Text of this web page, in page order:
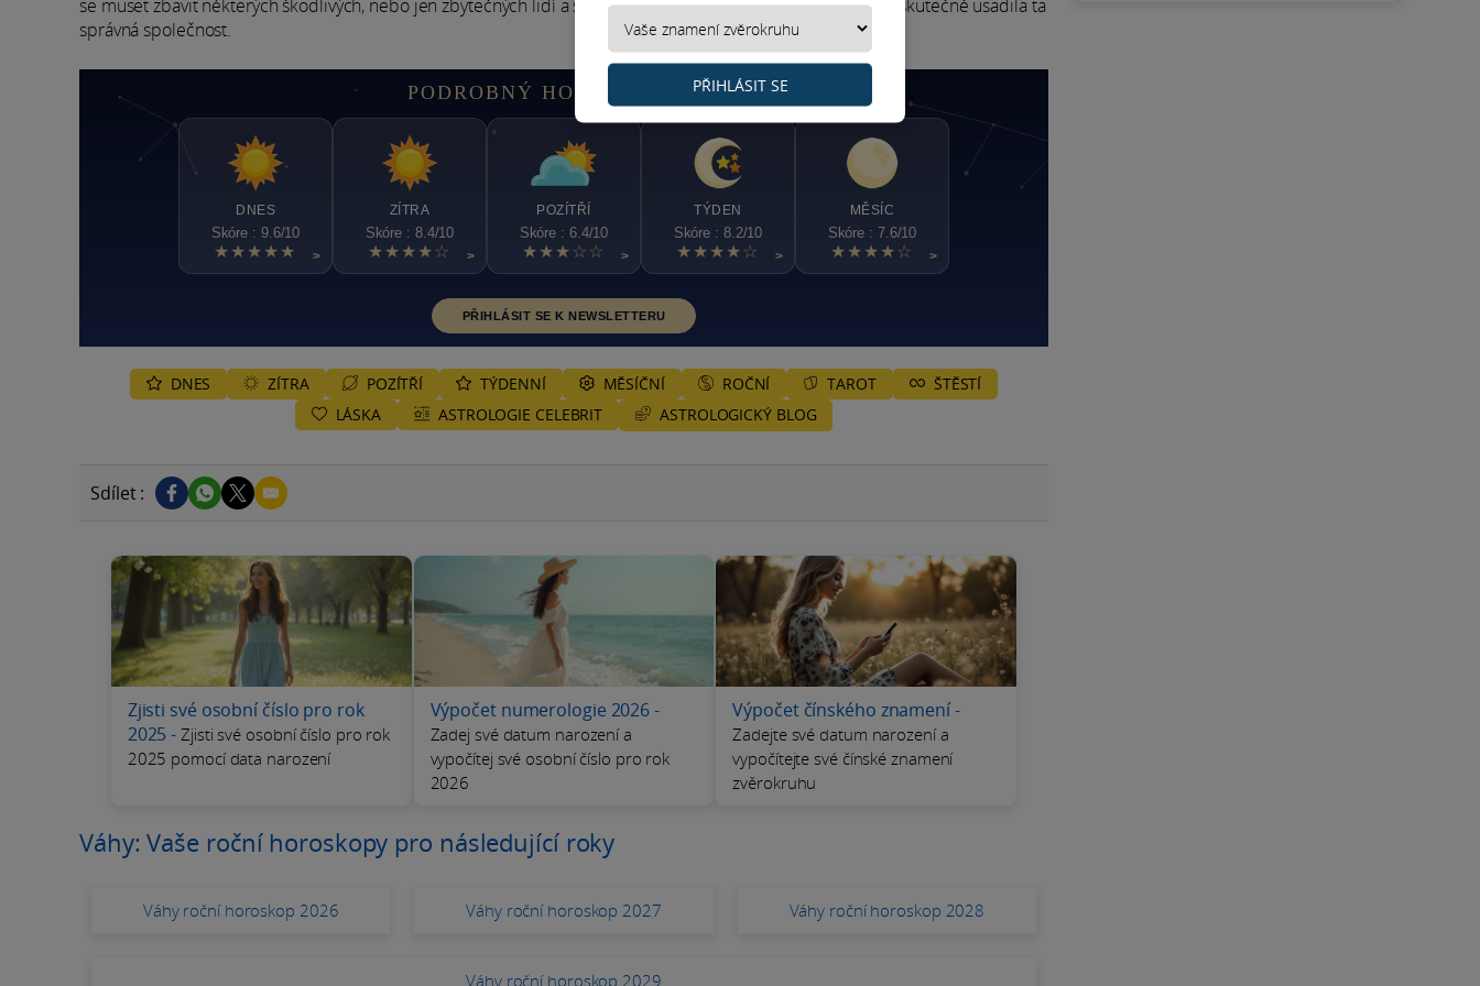
se muset zbavit některých škodlivých, nebo jen zbytečných lidí a situací, aby se ti do budoucna kolem sebe skutečně usadila ta
správná společnost.
PODROBNÝ HOROSKOP VAH
DNES
Skóre : 9.6/10
★★★★★ >
ZÍTRA
Skóre : 8.4/10
★★★★☆ >
POZÍTŘÍ
Skóre : 6.4/10
★★★☆☆ >
TÝDEN
Skóre : 8.2/10
★★★★☆ >
MĚSÍC
Skóre : 7.6/10
★★★★☆ >
PŘIHLÁSIT SE K NEWSLETTERU
DNES ZÍTRA POZÍTŘÍ TÝDENNÍ MĚSÍČNÍ ROČNÍ TAROT
ŠTĚSTÍ
LÁSKA
ASTROLOGIE CELEBRIT ASTROLOGICKÝ BLOG
Sdílet :
Zjisti své osobní číslo pro rok
2025-Zjisti své osobní číslo pro rok
2025 pomocí data narození
Výpočet numerologie 2026-
Zadej své datum narození a
vypočítej své osobní číslo pro rok
2026
Výpočet čínského znamení-
Zadejte své datum narození a
vypočítejte své čínské znamení
zvěrokruhu
Váhy: Vaše roční horoskopy pro následující roky
Váhy roční horoskop 2026 Váhy roční horoskop 2027 Váhy roční horoskop 2028
Váhy roční horoskop 2029
PŘIHLÁSIT SE